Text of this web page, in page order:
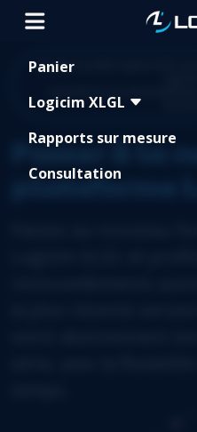
Panier
Logicim XLGL
Rapports sur mesure
Consultation
Grande nouvelle! Logicim XLGL
Automatisez les
Passer à la
plateforme
Passez au nouveau
Logicim XLGL et
renouvellements
la plus récente
votre abonnement
série, avec la